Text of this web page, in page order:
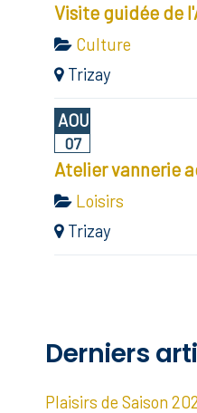
Visite guidée de
Culture
Trizay
AOU
07
Atelier vannerie
Loisirs
Trizay
Derniers
Plaisirs de Saison